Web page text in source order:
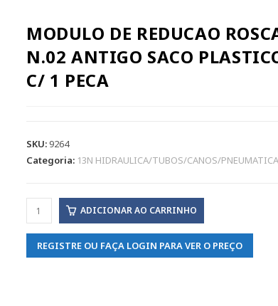
MODULO DE REDUCAO
N.02 ANTIGO SACO
C/ 1 PECA
SKU:9264
Categoria: 13N HIDRAULICA/TUBOS/CANOS/
ADICIONAR AO CARRINHO
REGISTRE OU FAÇA LOGIN PARA VER O PREÇO